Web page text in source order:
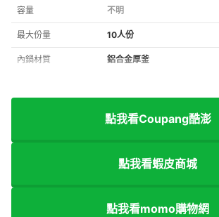
容量 不明
最大份量 10人份
內鍋材質 鋁合金厚釜
點我看Coupang酷澎
點我看蝦皮商城
點我看momo購物網